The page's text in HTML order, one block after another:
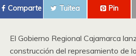
Comparte Tuitea Pin
El Gobierno Regional Cajamarca
construcción del represamiento de